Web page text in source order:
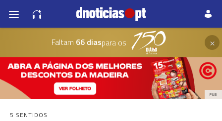
Faltam 66 diaspara os ×
PUB
5 SENTIDOS